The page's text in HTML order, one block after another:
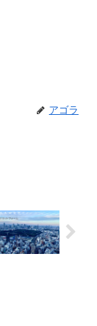
アゴラ